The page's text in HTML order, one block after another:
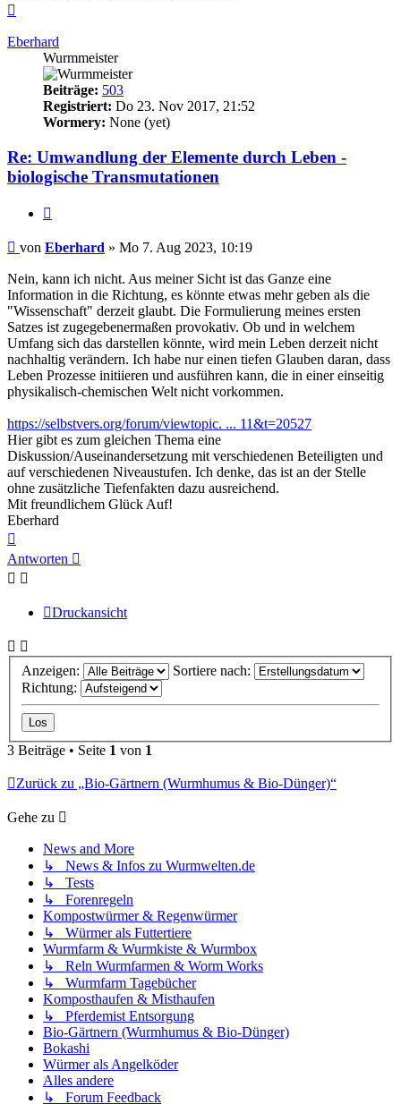
Eberhard
Wurmmeister
Beiträge: 503
Registriert: Do 23. Nov 2017, 21:52
Wormery: None (yet)
Re: Umwandlung der Elemente durch Leben -
biologische Transmutationen
Beitrag
von Eberhard » Mo 7. Aug 2023, 10:19
Nein, kann ich nicht. Aus meiner Sicht ist das Ganze eine
Information in die Richtung, es könnte etwas mehr geben als die
"Wissenschaft" derzeit glaubt. Die Formulierung meines ersten
Satzes ist zugegebenermaßen provokativ. Ob und in welchem
Umfang sich das darstellen könnte, wird mein Leben derzeit nicht
nachhaltig verändern. Ich habe nur einen tiefen Glauben daran, dass
Leben Prozesse initiieren und ausführen kann, die in einer einseitig
physikalisch-chemischen Welt nicht vorkommen.
https://selbstvers.org/forum/viewtopic. ... 11&t=20527
Hier gibt es zum gleichen Thema eine
Diskussion/Auseinandersetzung mit verschiedenen Beteiligten und
auf verschiedenen Niveaustufen. Ich denke, das ist an der Stelle
ohne zusätzliche Tiefenfakten dazu ausreichend.
Mit freundlichem Glück Auf!
Eberhard
oben
Antworten
Druckansicht
Anzeigen:
Sortiere nach:
Richtung:
3 Beiträge • Seite 1 von 1
Zurück zu „Bio-Gärtnern (Wurmhumus & Bio-Dünger)“
Gehe zu
News and More
↳ News & Infos zu Wurmwelten.de
↳ Tests
↳ Forenregeln
Kompostwürmer & Regenwürmer
↳ Würmer als Futtertiere
Wurmfarm & Wurmkiste & Wurmbox
↳ Reln Wurmfarmen & Worm Works
↳ Wurmfarm Tagebücher
Komposthaufen & Misthaufen
↳ Pferdemist Entsorgung
Bio-Gärtnern (Wurmhumus & Bio-Dünger)
Bokashi
Würmer als Angelköder
Alles andere
↳ Forum Feedback